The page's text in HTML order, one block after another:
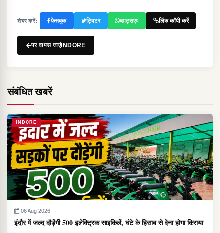
शेयर करें: फेसबुक ट्विटर व्हाट्सएप लिंक कॉपी करें
पर वापस जाएंINDORE
संबंधित खबरें
INDORE
06 Aug 2026
इंदौर में जल्द दौड़ेंगी 500 इलेक्ट्रिक साइकिलें, घंटे के हिसाब से देना होगा किराया